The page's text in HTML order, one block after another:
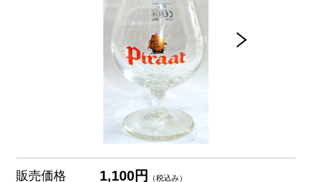
販売価格 1,100円 （税込み）